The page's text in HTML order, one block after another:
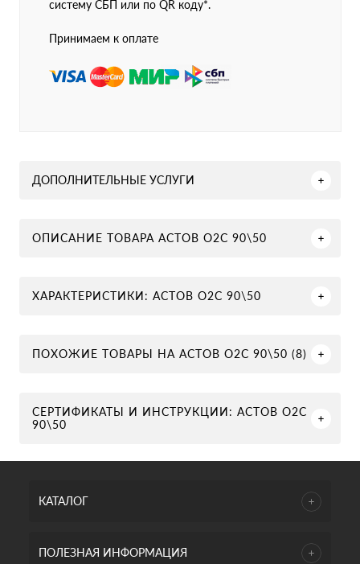
систему СБП или по QR коду*.
Принимаем к оплате
ДОПОЛНИТЕЛЬНЫЕ УСЛУГИ
ОПИСАНИЕ ТОВАРА АСТОВ О2С 90\50
ХАРАКТЕРИСТИКИ: АСТОВ О2С 90\50
ПОХОЖИЕ ТОВАРЫ НА АСТОВ О2С 90\50 (8)
СЕРТИФИКАТЫ И ИНСТРУКЦИИ: АСТОВ О2С
90\50
КАТАЛОГ
ПОЛЕЗНАЯ ИНФОРМАЦИЯ